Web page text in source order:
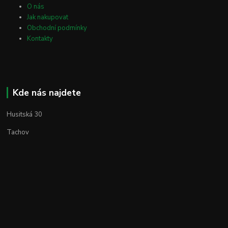
O nás
Jak nakupovat
Obchodní podmínky
Kontakty
Kde nás najdete
Husitská 30
Tachov